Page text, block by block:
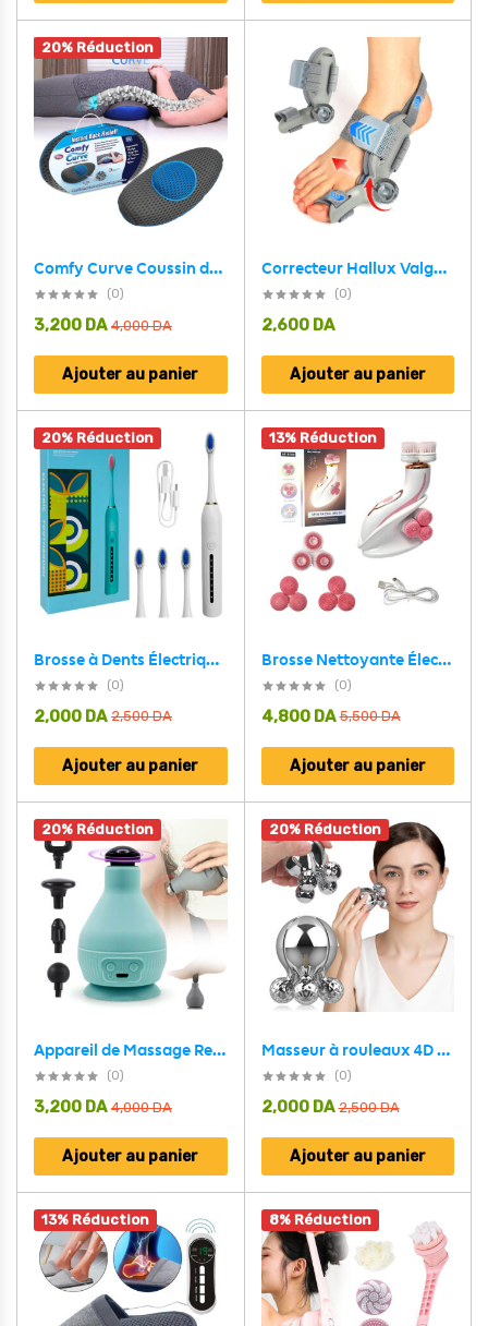
20% Réduction
Comfy Curve Coussin de Soutien Lombaire Conception Ergonomique – وسادة أسفل الظهر جد مريحة
(0)
4,000DA
3,200 DA
Ajouter au panier
Correcteur Hallux Valgus pour Femme et Homme avec Molette Réglable – مصحح وضعية القدم
(0)
2,600 DA
Ajouter au panier
20% Réduction
Brosse à Dents Électrique 4 Têtes Incluses Rechargeable et Étanche IPX7 – فرشاة أسنان كهربائية بأربعة رؤوس
(0)
2,500DA
2,000 DA
Ajouter au panier
13% Réduction
Brosse Nettoyante Électrique Cnaier AE-8788 3 Têtes Rotatives Recharge USB – جهاز تنظيف البشرة بعمق
(0)
5,500DA
4,800 DA
Ajouter au panier
20% Réduction
Appareil de Massage Rechargeable Portatif avec 5 Têtes Interchangeables – جهاز تدليك محمول قابل للتثبيت
(0)
4,000DA
3,200 DA
Ajouter au panier
20% Réduction
Masseur à rouleaux 4D pour le visage et le corps rotatif à 360 degrés – أداة تدليك يدوية
(0)
2,500DA
2,000 DA
Ajouter au panier
13% Réduction 8% Réduction